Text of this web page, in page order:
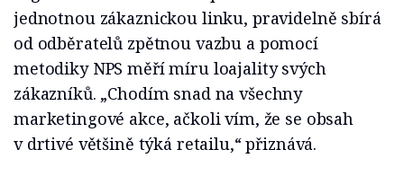
jednotnou zákaznickou linku, pravidelně sbírá
od odběratelů zpětnou vazbu a pomocí
metodiky NPS měří míru loajality svých
zákazníků. „Chodím snad na všechny
marketingové akce, ačkoli vím, že se obsah
v drtivé většině týká retailu,“ přiznává.